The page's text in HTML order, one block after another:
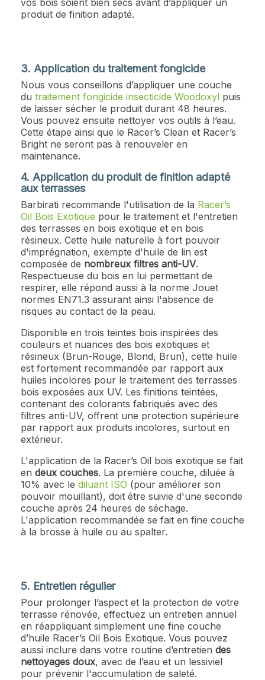
produit de finition adapté.
3. Application du traitement fongicide
Nous vous conseillons d’appliquer une couche
du traitement fongicide insecticide Woodoxyl puis
de laisser sécher le produit durant 48 heures.
Vous pouvez ensuite nettoyer vos outils à l’eau.
Cette étape ainsi que le Racer’s Clean et Racer’s
Bright ne seront pas à renouveler en
maintenance.
4. Application du produit de finition adapté
aux terrasses
Barbirati recommande l'utilisation de la Racer’s
Oil Bois Exotique pour le traitement et l'entretien
des terrasses en bois exotique et en bois
résineux. Cette huile naturelle à fort pouvoir
d'imprégnation, exempte d'huile de lin est
composée de nombreux filtres anti-UV.
Respectueuse du bois en lui permettant de
respirer, elle répond aussi à la norme Jouet
normes EN71.3 assurant ainsi l'absence de
risques au contact de la peau.
Disponible en trois teintes bois inspirées des
couleurs et nuances des bois exotiques et
résineux (Brun-Rouge, Blond, Brun), cette huile
est fortement recommandée par rapport aux
huiles incolores pour le traitement des terrasses
bois exposées aux UV. Les finitions teintées,
contenant des colorants fabriqués avec des
filtres anti-UV, offrent une protection supérieure
par rapport aux produits incolores, surtout en
extérieur.
L'application de la Racer’s Oil bois exotique se fait
en deux couches. La première couche, diluée à
10% avec le diluant ISO (pour améliorer son
pouvoir mouillant), doit être suivie d'une seconde
couche après 24 heures de séchage.
L'application recommandée se fait en fine couche
à la brosse à huile ou au spalter.
5. Entretien régulier
Pour prolonger l’aspect et la protection de votre
terrasse rénovée, effectuez un entretien annuel
en réappliquant simplement une fine couche
d’huile Racer’s Oil Bois Exotique. Vous pouvez
aussi inclure dans votre routine d’entretien des
nettoyages doux, avec de l’eau et un lessiviel
pour prévenir l'accumulation de saleté.